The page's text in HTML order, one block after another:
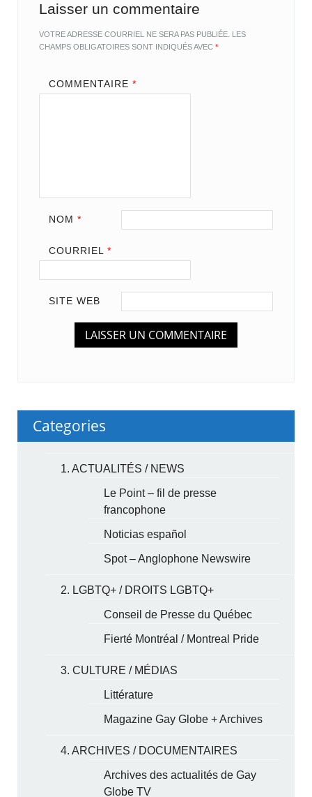
Laisser un commentaire
VOTRE ADRESSE COURRIEL NE SERA PAS PUBLIÉE. LES
CHAMPS OBLIGATOIRES SONT INDIQUÉS AVEC*
COMMENTAIRE *
NOM *
COURRIEL *
SITE WEB
Categories
1. ACTUALITÉS / NEWS
Le Point – fil de presse
francophone
Noticias español
Spot – Anglophone Newswire
2. LGBTQ+ / DROITS LGBTQ+
Conseil de Presse du Québec
Fierté Montréal / Montreal Pride
3. CULTURE / MÉDIAS
Littérature
Magazine Gay Globe + Archives
4. ARCHIVES / DOCUMENTAIRES
Archives des actualités de Gay
Globe TV